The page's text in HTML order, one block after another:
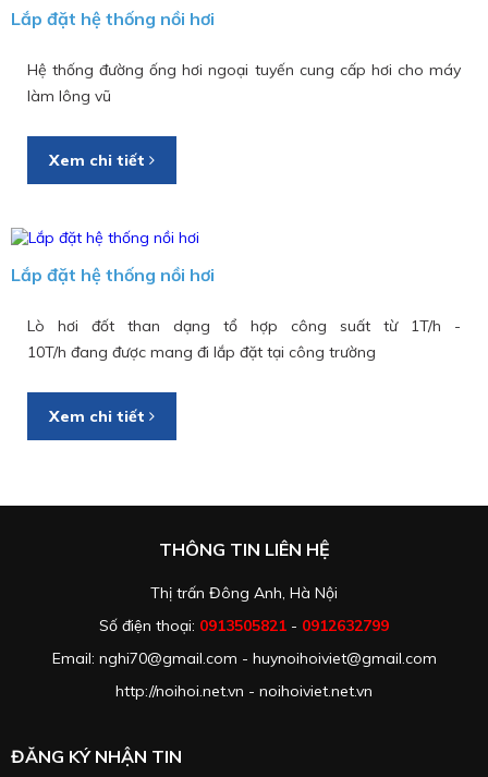
Lắp đặt hệ thống nồi hơi
Hệ thống đường ống hơi ngoại tuyến cung cấp hơi cho máy
làm lông vũ
Xem chi tiết
Lắp đặt hệ thống nồi hơi
Lò hơi đốt than dạng tổ hợp công suất từ 1T/h -
10T/h đang được mang đi lắp đặt tại công trường
Xem chi tiết
THÔNG TIN LIÊN HỆ
Thị trấn Đông Anh, Hà Nội
Số điện thoại: 0913505821 - 0912632799
Email: nghi70@gmail.com - huynoihoiviet@gmail.com
http://noihoi.net.vn - noihoiviet.net.vn
ĐĂNG KÝ NHẬN TIN